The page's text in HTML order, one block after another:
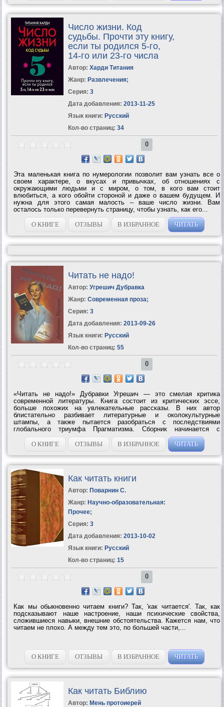
Число жизни. Код
судьбы. Прочти эту книгу,
если ты родился 5-го,
14-го или 23-го числа
Автор: Харди Титания
Жанр: Развлечения;
Серия: 3
Дата добавления: 2013-11-25
Язык книги: Русский
Кол-во страниц: 34
0
Эта маленькая книга по нумерологии позволит вам узнать все о
своем характере, о вкусах и привычках, об отношениях с
окружающими людьми и с миром, о том, в кого вам стоит
влюбиться, а кого обойти стороной и даже о вашем будущем. И
нужна для этого самая малость – ваше число жизни. Вам
осталось только перевернуть страницу, чтобы узнать, как его...
О КНИГЕ
ОТЗЫВЫ В ИЗБРАННОЕ ЧИТАТЬ
Читать не надо!
Автор: Угрешич Дубравка
Жанр: Современная проза;
Серия: 3
Дата добавления: 2013-09-26
Язык книги: Русский
Кол-во страниц: 55
0
«Читать не надо!» Дубравки Угрешич — это смелая критика
современной литературы. Книга состоит из критических эссе,
больше похожих на увлекательные рассказы. В них автор
блистательно разбивает литературные и околокультурные
штампы, а также пытается разобраться с последствиями
глобального триумфа Прагматизма. Сборник начинается с
остроумной критики книгоиздательского дела, от которой Угрешич
переходит к гораздо более серьезным...
О КНИГЕ ОТЗЫВЫ В ИЗБРАННОЕ ЧИТАТЬ
Как читать книги
Автор: Поварнин С.
Жанр: Научно-образовательная:
Прочее;
Серия: 3
Дата добавления: 2013-10-02
Язык книги: Русский
Кол-во страниц: 15
0
Как мы обыкновенно читаем книги? Так, 'как читается'. Так, как
подсказывают наше настроение, наши психические свойства,
сложившиеся навыки, внешние обстоятельства. Кажется нам, что
читаем не плохо. А между тем это, по большей части,...
О КНИГЕ ОТЗЫВЫ В ИЗБРАННОЕ ЧИТАТЬ
Как читать Библию
Автор: Мень протоиерей